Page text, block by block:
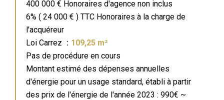
400 000 € Honoraires d'agence non inclus
6% ( 24 000 € ) TTC Honoraires à la charge de
l'acquéreur
Loi Carrez
109,25 m²
Pas de procédure en cours
Montant estimé des dépenses annuelles
d'énergie pour un usage standard, établi à partir
des prix de l'énergie de l'année 2023 : 990€ ~